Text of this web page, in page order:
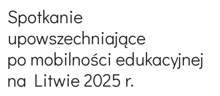
Spotkanie
upowszechniające
po mobilności edukacyjnej
na Litwie 2025 r.